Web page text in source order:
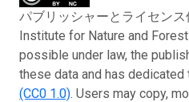
パブリッシャーとライセン
Institute for Nature and
possible under law, the
these data and has dedicated
(CC0 1.0). Users may copy,